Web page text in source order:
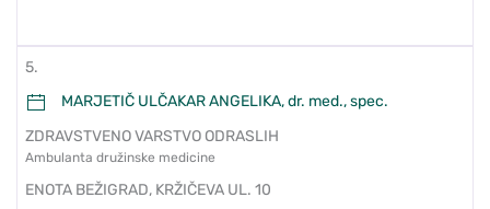
5.
MARJETIČ ULČAKAR ANGELIKA, dr. med., spec.
ZDRAVSTVENO VARSTVO ODRASLIH
Ambulanta družinske medicine
ENOTA BEŽIGRAD, KRŽIČEVA UL. 10